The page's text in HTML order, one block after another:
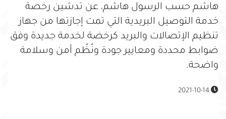
هاشم حسب الرسول هاشم، عن تدشين رخصة
خدمة التوصيل البريدية التي تمت إجازتها من جهاز
تنظيم الإتصالات والبريد كرخضة لخدمة جديدة وفق
ضوابط محددة ومعايير جودة ونُظُم أمن وسلامة
واضحة.